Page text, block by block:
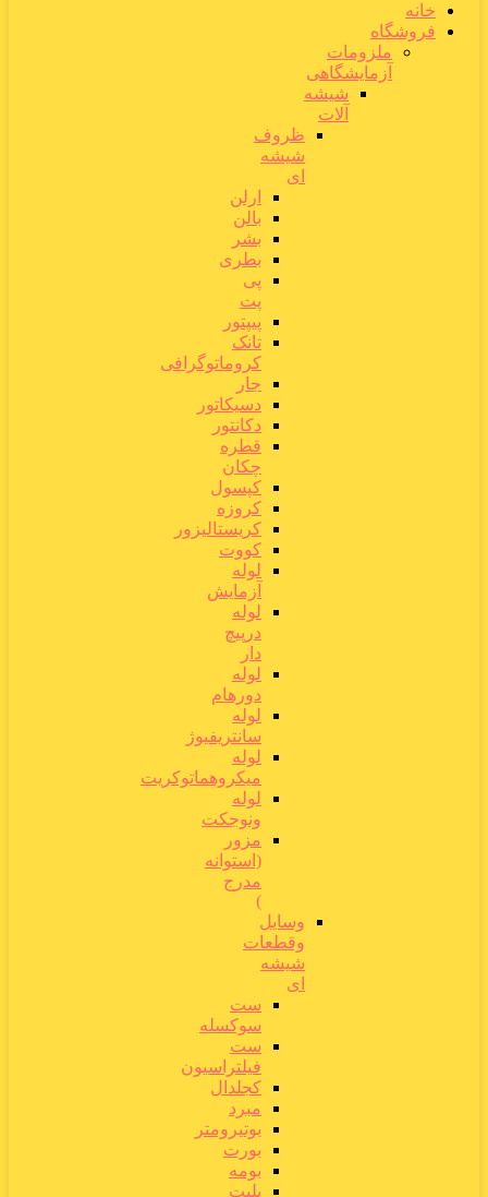
خانه
فروشگاه
ملزومات
آزمایشگاهی
شیشه
آلات
ظروف
شیشه
ای
ارلن
بالن
بشر
بطری
پی
پت
پیپتور
تانک
کروماتوگرافی
جار
دسیکاتور
دکانتور
قطره
چکان
کپسول
کروزه
کریستالیزور
کووت
لوله
آزمایش
لوله
درپیچ
دار
لوله
دورهام
لوله
سانتریفیوژ
لوله
میکروهماتوکریت
لوله
ونوجکت
مزور
(استوانه
مدرج
)
وسایل
وقطعات
شیشه
ای
ست
سوکسله
ست
فیلتراسیون
کجلدال
مبرد
بوتیرومتر
بورت
بومه
پلیت